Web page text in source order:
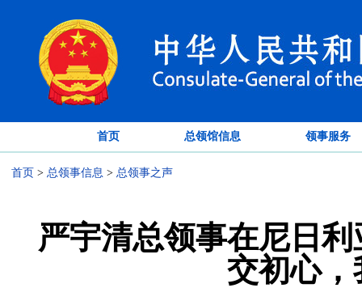
首页 总领馆信息 领事服务
首页 > 总领事信息 > 总领事之声
严宇清总领事在尼日
交初心